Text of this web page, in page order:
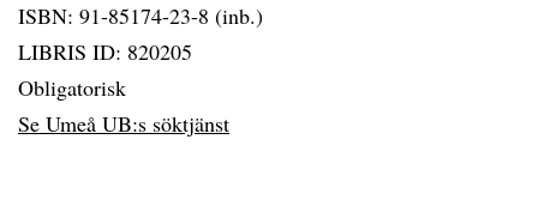
ISBN: 91-85174-23-8 (inb.)
LIBRIS ID: 820205
Obligatorisk
Se Umeå UB:s söktjänst